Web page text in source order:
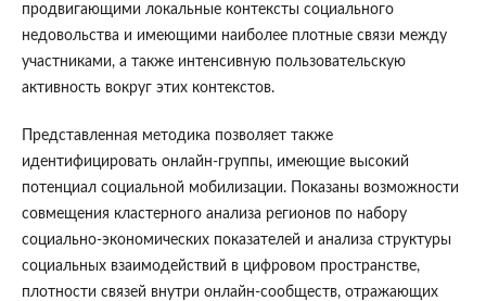
продвигающими локальные контексты социального
недовольства и имеющими наиболее плотные связи между
участниками, а также интенсивную пользовательскую
активность вокруг этих контекстов.
Представленная методика позволяет также
идентифицировать онлайн-группы, имеющие высокий
потенциал социальной мобилизации. Показаны возможности
совмещения кластерного анализа регионов по набору
социально-экономических показателей и анализа структуры
социальных взаимодействий в цифровом пространстве,
плотности связей внутри онлайн-сообществ, отражающих